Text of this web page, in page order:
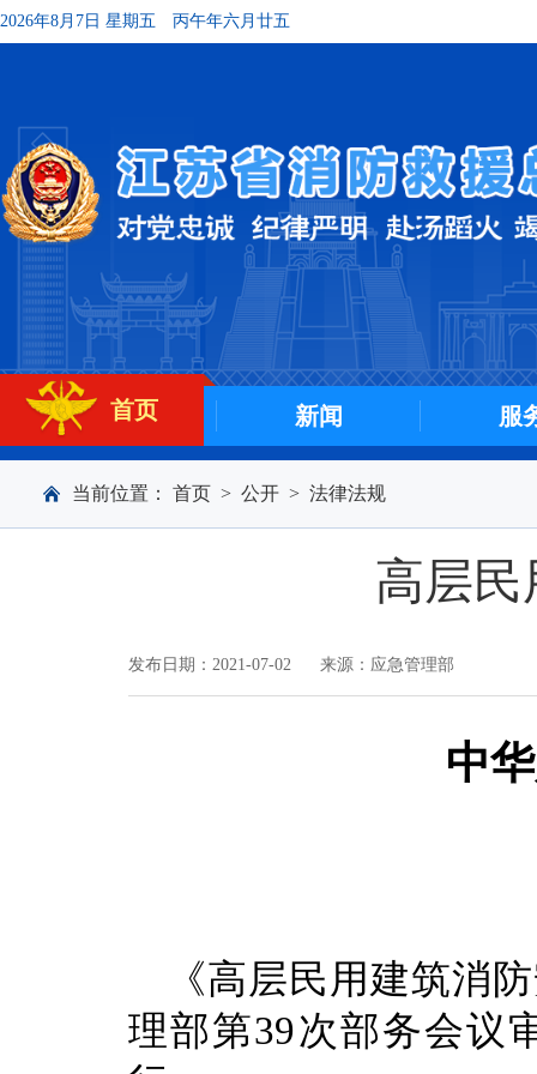
2026年8月7日 星期五 丙午年六月廿五
首页 新闻 服
当前位置： 首页 > 公开 > 法律法规
高层
发布日期：2021-07-02 来源：应急管理部
中
《高层民用建筑消
理部第39次部务会议